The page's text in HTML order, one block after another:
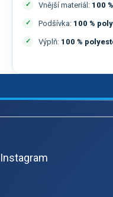
Vnější materiál: 100
Podšívka: 100 %
Výplň: 100 %
Z
Instagram